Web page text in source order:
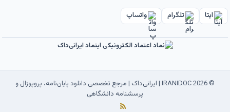
ایتا تلگرام واتساپ
© 2026 IRANIDOC | ایرانی‌داک | مرجع تخصصی دانلود پایان‌نامه، پروپوزال و
پرسشنامه دانشگاهی